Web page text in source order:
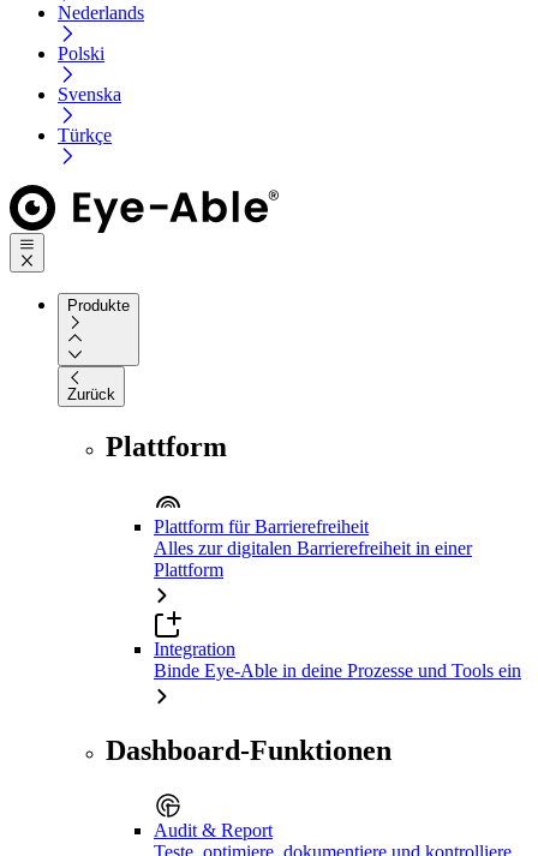
Nederlands
Polski
Svenska
Türkçe
Produkte
Zurück
Plattform
Plattform für Barrierefreiheit
Alles zur digitalen Barrierefreiheit in einer
Plattform
Integration
Binde Eye-Able in deine Prozesse und Tools ein
Dashboard-Funktionen
Audit & Report
Teste, optimiere, dokumentiere und kontrolliere